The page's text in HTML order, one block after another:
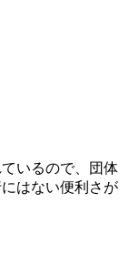
いるので、団体
はない便利さが